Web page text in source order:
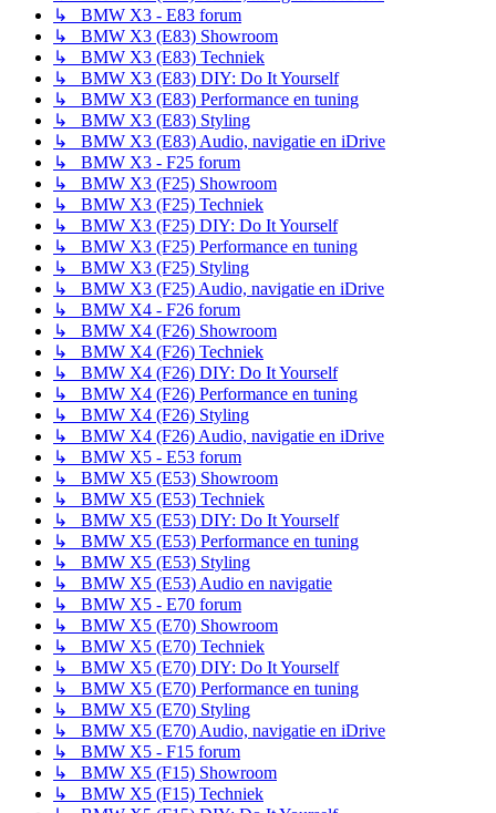
↳ BMW X3 - E83 forum
↳ BMW X3 (E83) Showroom
↳ BMW X3 (E83) Techniek
↳ BMW X3 (E83) DIY: Do It Yourself
↳ BMW X3 (E83) Performance en tuning
↳ BMW X3 (E83) Styling
↳ BMW X3 (E83) Audio, navigatie en iDrive
↳ BMW X3 - F25 forum
↳ BMW X3 (F25) Showroom
↳ BMW X3 (F25) Techniek
↳ BMW X3 (F25) DIY: Do It Yourself
↳ BMW X3 (F25) Performance en tuning
↳ BMW X3 (F25) Styling
↳ BMW X3 (F25) Audio, navigatie en iDrive
↳ BMW X4 - F26 forum
↳ BMW X4 (F26) Showroom
↳ BMW X4 (F26) Techniek
↳ BMW X4 (F26) DIY: Do It Yourself
↳ BMW X4 (F26) Performance en tuning
↳ BMW X4 (F26) Styling
↳ BMW X4 (F26) Audio, navigatie en iDrive
↳ BMW X5 - E53 forum
↳ BMW X5 (E53) Showroom
↳ BMW X5 (E53) Techniek
↳ BMW X5 (E53) DIY: Do It Yourself
↳ BMW X5 (E53) Performance en tuning
↳ BMW X5 (E53) Styling
↳ BMW X5 (E53) Audio en navigatie
↳ BMW X5 - E70 forum
↳ BMW X5 (E70) Showroom
↳ BMW X5 (E70) Techniek
↳ BMW X5 (E70) DIY: Do It Yourself
↳ BMW X5 (E70) Performance en tuning
↳ BMW X5 (E70) Styling
↳ BMW X5 (E70) Audio, navigatie en iDrive
↳ BMW X5 - F15 forum
↳ BMW X5 (F15) Showroom
↳ BMW X5 (F15) Techniek